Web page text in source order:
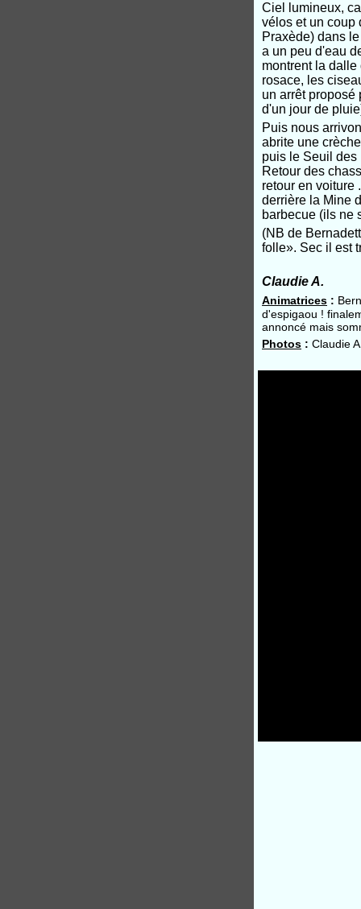
Ciel lumineux,
vélos et un coup
Praxède) dans
a un peu d'eau
montrent la dalle
rosace, les
un arrêt proposé
d'un jour de
Puis nous
abrite une
puis le Seuil des
Retour des
retour en voiture
derrière la Mine
barbecue (ils ne
(NB de
folle». Sec il est
Claudie A.
Animatrices :
d'espigaou !
annoncé mais
Photos : Claudie